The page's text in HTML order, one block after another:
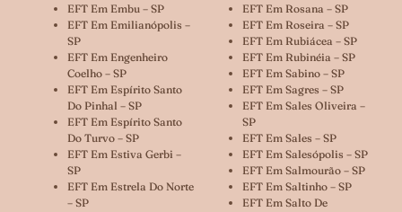
EFT Em Embu – SP
EFT Em Emilianópolis –
SP
EFT Em Engenheiro
Coelho – SP
EFT Em Espírito Santo
Do Pinhal – SP
EFT Em Espírito Santo
Do Turvo – SP
EFT Em Estiva Gerbi –
SP
EFT Em Estrela Do Norte
– SP
EFT Em Rosana – SP
EFT Em Roseira – SP
EFT Em Rubiácea – SP
EFT Em Rubinéia – SP
EFT Em Sabino – SP
EFT Em Sagres – SP
EFT Em Sales Oliveira –
SP
EFT Em Sales – SP
EFT Em Salesópolis – SP
EFT Em Salmourão – SP
EFT Em Saltinho – SP
EFT Em Salto De